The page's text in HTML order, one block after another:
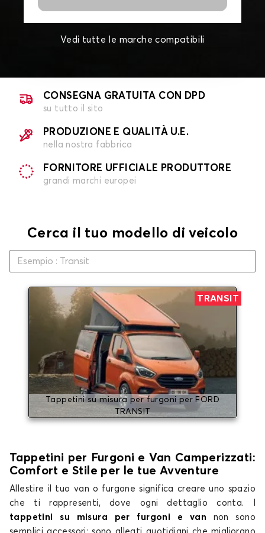
Vedi tutte le marche compatibili
CONSEGNA GRATUITA CON DPD
su tutto il sito
PRODUZIONE E QUALITÀ U.E.
nella nostra fabbrica
FORNITORE UFFICIALE PRODUTTORE
grandi marchi europei
Cerca il tuo modello di veicolo
TRANSIT
Tappetini su misura per furgoni per FORD
TRANSIT
Tappetini per Furgoni e Van Camperizzati:
Comfort e Stile per le tue Avventure
Allestire il tuo van o furgone significa creare uno spazio
che ti rappresenti, dove ogni dettaglio conta. I
tappetini su misura per furgoni e van non sono